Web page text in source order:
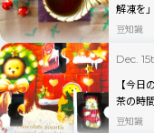
解凍を」
豆知識
Dec.
【今
茶の時
豆知識